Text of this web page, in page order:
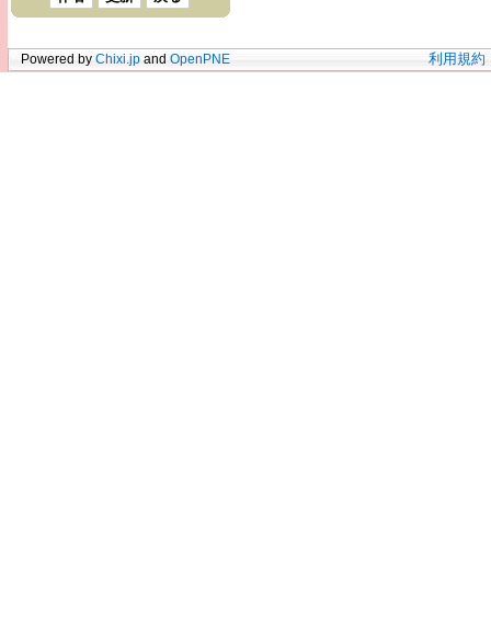
Powered by Chixi.jp and OpenPNE 利用規約